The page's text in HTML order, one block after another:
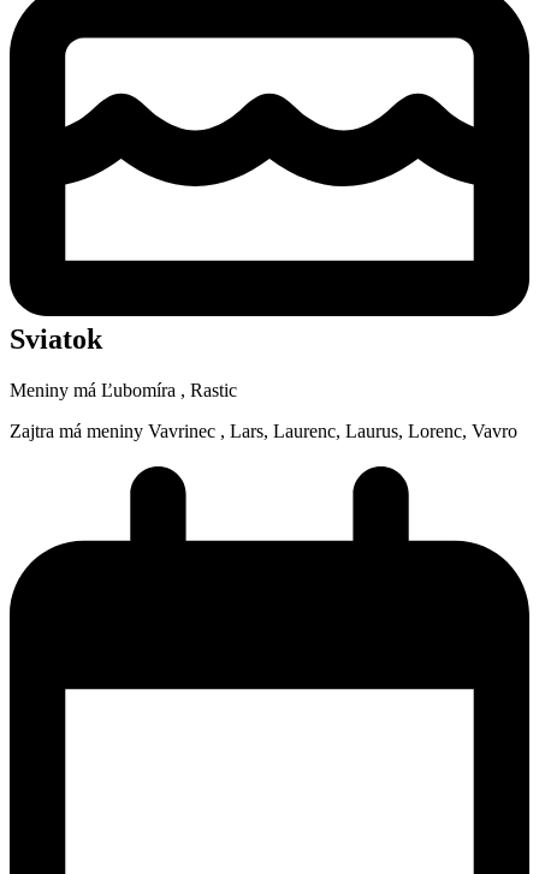
Sviatok
Meniny má Ľubomíra , Rastic
Zajtra má meniny Vavrinec , Lars, Laurenc, Laurus, Lorenc, Vavro